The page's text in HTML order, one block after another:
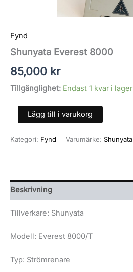
Fynd
Shunyata Everest 8000
85,000 kr
Tillgänglighet: Endast 1 kvar i lager
Lägg till i varukorg
Kategori: Fynd Varumärke: Shunyata
Beskrivning
Tillverkare: Shunyata
Modell: Everest 8000/T
Typ: Strömrenare